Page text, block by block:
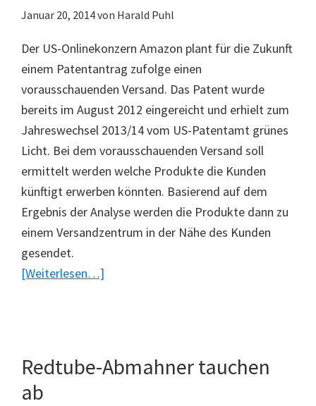
Januar 20, 2014von Harald Puhl
Der US-Onlinekonzern Amazon plant für die Zukunft
einem Patentantrag zufolge einen
vorausschauenden Versand. Das Patent wurde
bereits im August 2012 eingereicht und erhielt zum
Jahreswechsel 2013/14 vom US-Patentamt grünes
Licht. Bei dem vorausschauenden Versand soll
ermittelt werden welche Produkte die Kunden
künftigt erwerben könnten. Basierend auf dem
Ergebnis der Analyse werden die Produkte dann zu
einem Versandzentrum in der Nähe des Kunden
gesendet.
[Weiterlesen…]
Redtube-Abmahner tauchen
ab